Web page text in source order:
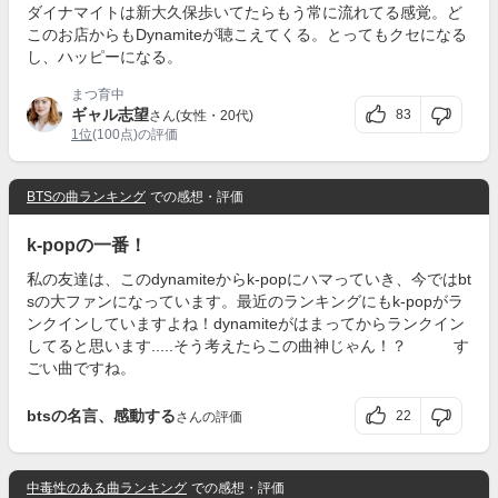
ダイナマイトは新大久保歩いてたらもう常に流れてる感覚。ど
このお店からもDynamiteが聴こえてくる。とってもクセになる
し、ハッピーになる。
まつ育中
ギャル志望さん(女性・20代)
1位(100点)の評価
83
BTSの曲ランキング での感想・評価
k-popの一番！
私の友達は、このdynamiteからk-popにハマっていき、今ではbt
sの大ファンになっています。最近のランキングにもk-popがラ
ンクインしていますよね！dynamiteがはまってからランクイン
してると思います.....そう考えたらこの曲神じゃん！？ す
ごい曲ですね。
btsの名言、感動するさんの評価 22
中毒性のある曲ランキング での感想・評価